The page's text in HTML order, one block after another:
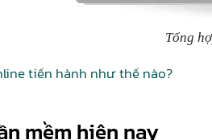
Tổng
tiến hành như thế nào?
mềm hiện nay